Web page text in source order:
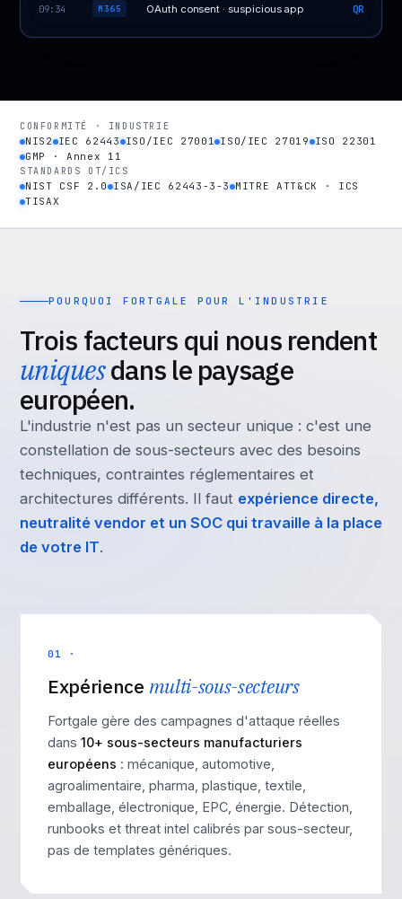
09:34 M365 OAuth consent · suspicious app QR
CONFORMITÉ · INDUSTRIE
NIS2 IEC 62443 ISO/IEC 27001 ISO/IEC 27019 ISO 22301
GMP · Annex 11
STANDARDS OT/ICS
NIST CSF 2.0 ISA/IEC 62443-3-3 MITRE ATT&CK · ICS
TISAX
POURQUOI FORTGALE POUR L'INDUSTRIE
Trois facteurs qui nous rendent
uniquesdans le paysage
européen.
L'industrie n'est pas un secteur unique : c'est une
constellation de sous-secteurs avec des besoins
techniques, contraintes réglementaires et
architectures différents. Il faut expérience directe,
neutralité vendor et un SOC qui travaille à la place
de votre IT.
01 ·
Expérience multi-sous-secteurs
Fortgale gère des campagnes d'attaque réelles
dans 10+ sous-secteurs manufacturiers
européens : mécanique, automotive,
agroalimentaire, pharma, plastique, textile,
emballage, électronique, EPC, énergie. Détection,
runbooks et threat intel calibrés par sous-secteur,
pas de templates génériques.